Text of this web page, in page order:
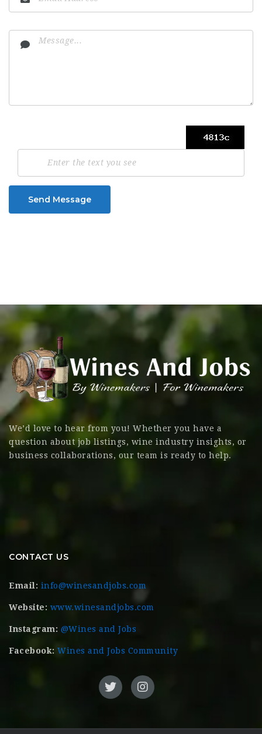
Send Message
We’d love to hear from you! Whether you have a
question about job listings, wine industry insights, or
business collaborations, our team is ready to help.
CONTACT US
Email: info@winesandjobs.com
Website: www.winesandjobs.com
Instagram: @Wines and Jobs
Facebook: Wines and Jobs Community